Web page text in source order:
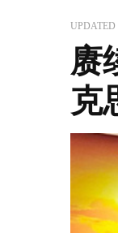
赓
克